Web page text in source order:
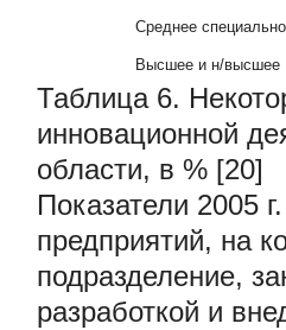
Среднее
Высшее и н/высшее
Таблица 6.
инновационной
области, в % [20]
Показатели 2005
предприятий, на
подразделение,
разработкой и